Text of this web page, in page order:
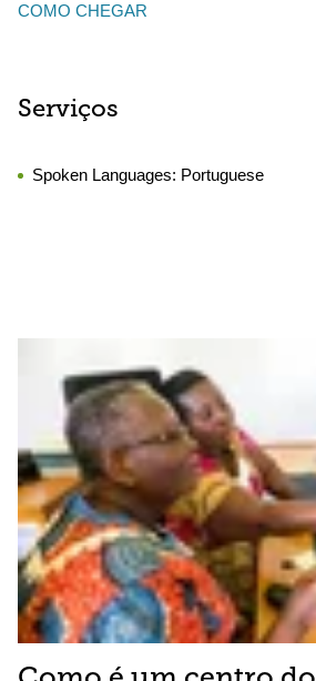
COMO CHEGAR
Serviços
Spoken Languages: Portuguese